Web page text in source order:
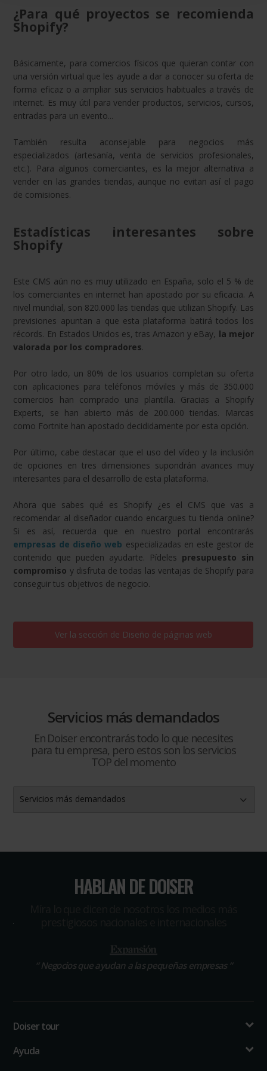
¿Para qué proyectos se recomienda
Shopify?
Básicamente, para comercios físicos que quieran contar con
una versión virtual que les ayude a dar a conocer su oferta de
forma eficaz o a ampliar sus servicios habituales a través de
internet. Es muy útil para vender productos, servicios, cursos,
entradas para un evento...
También resulta aconsejable para negocios más
especializados (artesanía, venta de servicios profesionales,
etc.). Para algunos comerciantes, es la mejor alternativa a
vender en las grandes tiendas, aunque no evitan así el pago
de comisiones.
Estadísticas interesantes sobre
Shopify
Este CMS aún no es muy utilizado en España, solo el 5 % de
los comerciantes en internet han apostado por su eficacia. A
nivel mundial, son 820.000 las tiendas que utilizan Shopify. Las
previsiones apuntan a que esta plataforma batirá todos los
récords. En Estados Unidos es, tras Amazon y eBay, la mejor
valorada por los compradores.
Por otro lado, un 80% de los usuarios completan su oferta
con aplicaciones para teléfonos móviles y más de 350.000
comercios han comprado una plantilla. Gracias a Shopify
Experts, se han abierto más de 200.000 tiendas. Marcas
como Fortnite han apostado decididamente por esta opción.
Por último, cabe destacar que el uso del vídeo y la inclusión
de opciones en tres dimensiones supondrán avances muy
interesantes para el desarrollo de esta plataforma.
Ahora que sabes qué es Shopify ¿es el CMS que vas a
recomendar al diseñador cuando encargues tu tienda online?
Si es así, recuerda que en nuestro portal encontrarás
empresas de diseño web especializadas en este gestor de
contenido que pueden ayudarte. Pídeles presupuesto sin
compromiso y disfruta de todas las ventajas de Shopify para
conseguir tus objetivos de negocio.
Ver la sección de Diseño de páginas web
Servicios más demandados
En Doiser encontrarás todo lo que necesites
para tu empresa, pero estos son los servicios
TOP del momento
Servicios más demandados
HABLAN DE DOISER
“Negocios que ayudan a las pequeñas empresas “
Doiser tour
Ayuda